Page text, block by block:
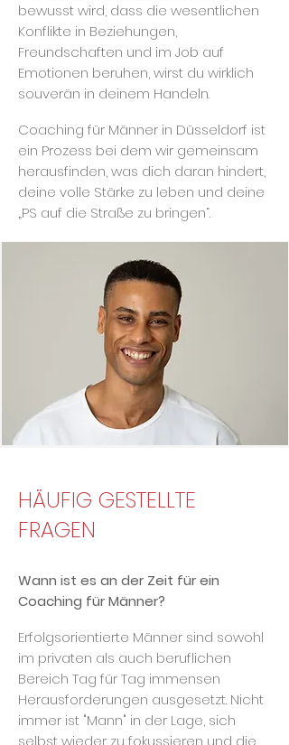
bewusst wird, dass die wesentlichen
Konflikte in Beziehungen,
Freundschaften und im Job auf
Emotionen beruhen, wirst du wirklich
souverän in deinem Handeln.
Coaching für Männer in Düsseldorf ist
ein Prozess bei dem wir gemeinsam
herausfinden, was dich daran hindert,
deine volle Stärke zu leben und deine
„PS auf die Straße zu bringen“.
HÄUFIG GESTELLTE
FRAGEN
Wann ist es an der Zeit für ein
Coaching für Männer?
Erfolgsorientierte Männer sind sowohl
im privaten als auch beruflichen
Bereich Tag für Tag immensen
Herausforderungen ausgesetzt. Nicht
immer ist "Mann" in der Lage, sich
selbst wieder zu fokussieren und die